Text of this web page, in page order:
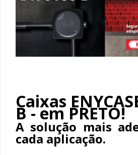
Caixas
B - em PRETO!
A solução mais
cada aplicação.